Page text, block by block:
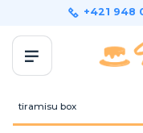
+421 948